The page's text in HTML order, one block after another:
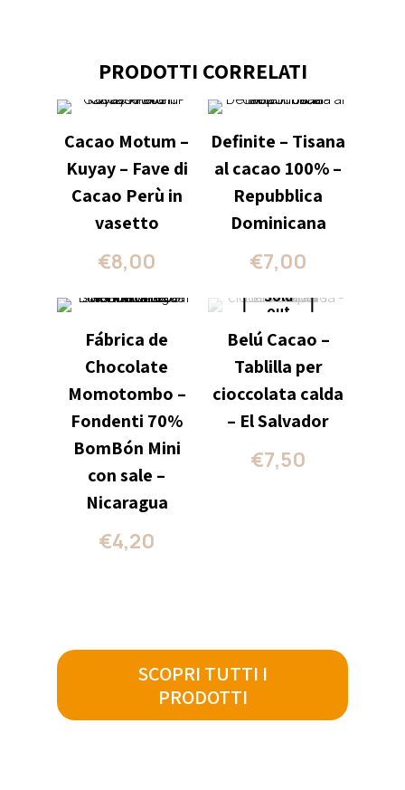
PRODOTTI CORRELATI
Cacao Motum –
Kuyay – Fave di
Cacao Perù in
vasetto
€8,00
Definite – Tisana
al cacao 100% –
Repubblica
Dominicana
€7,00
Fábrica de
Chocolate
Momotombo –
Fondenti 70%
BomBón Mini
con sale –
Nicaragua
€4,20
Sold
out
Belú Cacao –
Tablilla per
cioccolata calda
– El Salvador
€7,50
SCOPRI TUTTI I
PRODOTTI